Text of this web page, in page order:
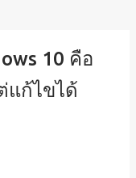
10 คือ
แก้ไขได้